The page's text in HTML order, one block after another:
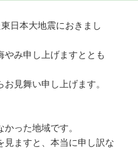
日本大地震におきまし
やみ申し上げますととも
見舞い申し上げます。
った地域です。
見ますと、本当に申し訳な